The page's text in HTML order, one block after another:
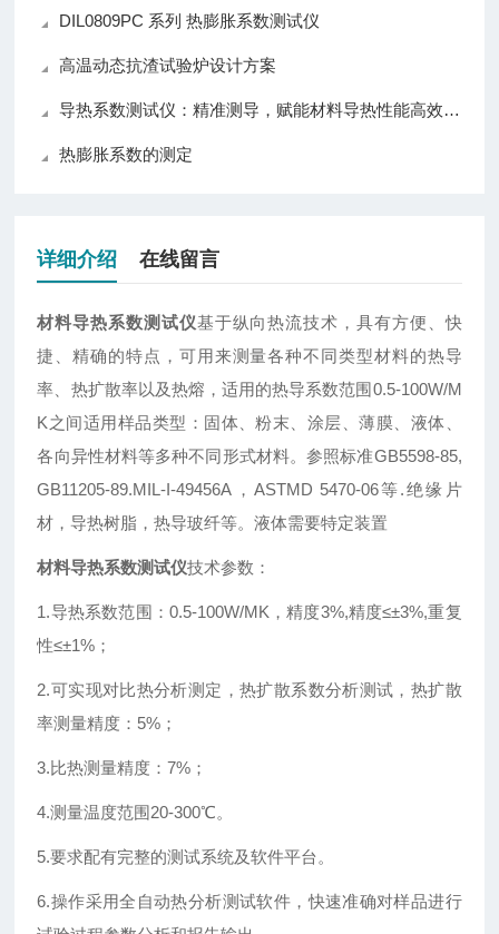
DIL0809PC 系列 热膨胀系数测试仪
高温动态抗渣试验炉设计方案
导热系数测试仪：精准测导，赋能材料导热性能高效评估
热膨胀系数的测定
详细介绍 在线留言
材料导热系数测试仪基于纵向热流技术，具有方便、快
捷、精确的特点，可用来测量各种不同类型材料的热导
率、热扩散率以及热熔，适用的热导系数范围0.5-100W/M
K之间适用样品类型：固体、粉末、涂层、薄膜、液体、
各向异性材料等多种不同形式材料。参照标准GB5598-85,
GB11205-89.MIL-I-49456A，ASTMD 5470-06等.绝缘片
材，导热树脂，热导玻纤等。液体需要特定装置
材料导热系数测试仪技术参数：
1.导热系数范围：0.5-100W/MK，精度3%,精度≤±3%,重复
性≤±1%；
2.可实现对比热分析测定，热扩散系数分析测试，热扩散
率测量精度：5%；
3.比热测量精度：7%；
4.测量温度范围20-300℃。
5.要求配有完整的测试系统及软件平台。
6.操作采用全自动热分析测试软件，快速准确对样品进行